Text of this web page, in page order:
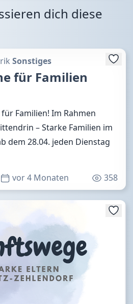
dich diese
Sonstiges
für Familien
Familien! Im Rahmen
– Starke Familien im
dem 28.04. jeden Dienstag
vor 4 Monaten 358